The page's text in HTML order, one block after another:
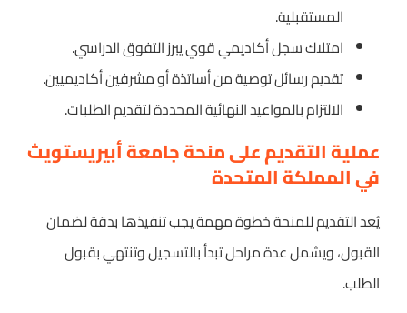
المستقبلية.
امتلاك سجل أكاديمي قوي يبرز التفوق الدراسي.
تقديم رسائل توصية من أساتذة أو مشرفين أكاديميين.
الالتزام بالمواعيد النهائية المحددة لتقديم الطلبات.
عملية التقديم على منحة جامعة أبيريستويث
في المملكة المتحدة
يُعد التقديم للمنحة خطوة مهمة يجب تنفيذها بدقة لضمان
القبول، ويشمل عدة مراحل تبدأ بالتسجيل وتنتهي بقبول
الطلب.